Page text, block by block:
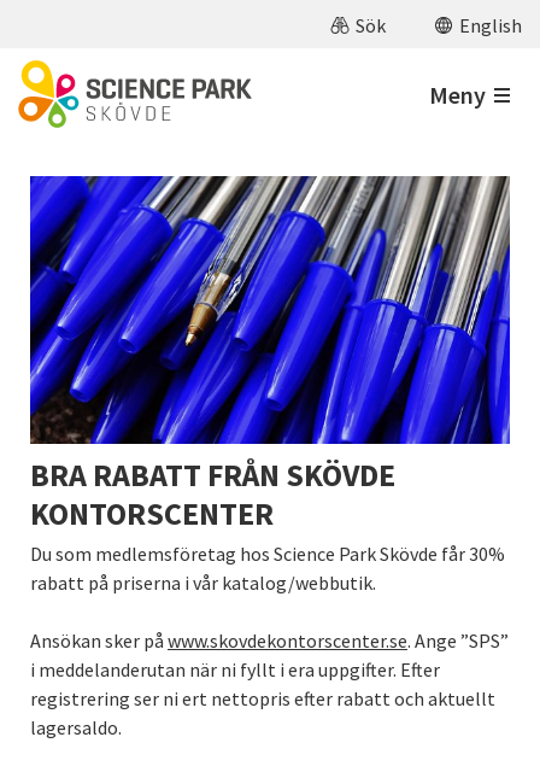
Sök English
Meny
BRA RABATT FRÅN SKÖVDE
KONTORSCENTER
Du som medlemsföretag hos Science Park Skövde får 30%
rabatt på priserna i vår katalog/webbutik.
Ansökan sker på www.skovdekontorscenter.se. Ange ”SPS”
i meddelanderutan när ni fyllt i era uppgifter. Efter
registrering ser ni ert nettopris efter rabatt och aktuellt
lagersaldo.